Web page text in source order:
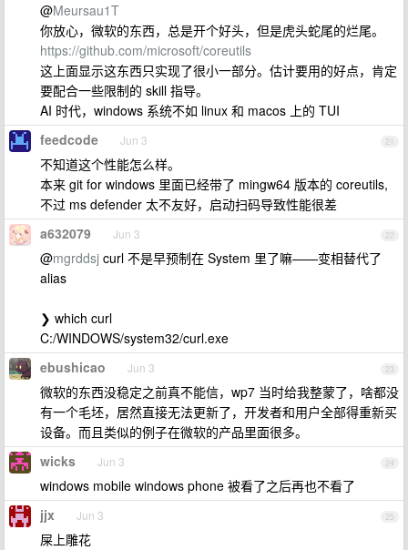
@Meursau1T
你放心，微软的东西，总是开个好头，但是虎头蛇尾的烂尾。
https://github.com/microsoft/coreutils
这上面显示这东西只实现了很小一部分。估计要用的好点，肯定
要配合一些限制的 skill 指导。
AI 时代，windows 系统不如 linux 和 macos 上的 TUI
21
feedcode Jun 3
不知道这个性能怎么样。
本来 git for windows 里面已经带了 mingw64 版本的 coreutils,
不过 ms defender 太不友好，启动扫码导致性能很差
22
a632079 Jun 3
@mgrddsj curl 不是早预制在 System 里了嘛——变相替代了
alias
❯ which curl
C:/WINDOWS/system32/curl.exe
23
ebushicao Jun 3
微软的东西没稳定之前真不能信，wp7 当时给我整蒙了，啥都没
有一个毛坯，居然直接无法更新了，开发者和用户全部得重新买
设备。而且类似的例子在微软的产品里面很多。
24
wicks Jun 3
windows mobile windows phone 被看了之后再也不看了
25
jjx Jun 3
屎上雕花